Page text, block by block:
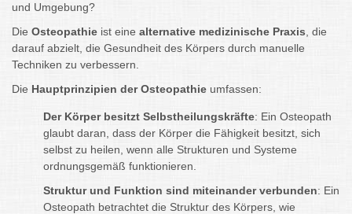
und Umgebung?
Die Osteopathie ist eine alternative medizinische Praxis , die
darauf abzielt, die Gesundheit des Körpers durch manuelle
Techniken zu verbessern.
Die Hauptprinzipien der Osteopathie umfassen:
Der Körper besitzt Selbstheilungskräfte: Ein Osteopath
glaubt daran, dass der Körper die Fähigkeit besitzt, sich
selbst zu heilen, wenn alle Strukturen und Systeme
ordnungsgemäß funktionieren.
Struktur und Funktion sind miteinander verbunden: Ein
Osteopath betrachtet die Struktur des Körpers, wie